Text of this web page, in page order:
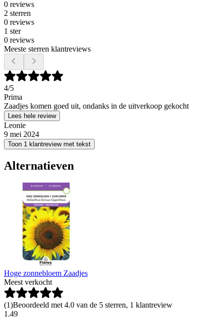
0 reviews
2 sterren
0 reviews
1 ster
0 reviews
Meeste sterren klantreviews
4/5
Prima
Zaadjes komen goed uit, ondanks in de uitverkoop gekocht
Lees hele review
Leonie
9 mei 2024
Toon 1 klantreview met tekst
Alternatieven
Hoge zonnebloem Zaadjes
Meest verkocht
(1)Beoordeeld met 4.0 van de 5 sterren, 1 klantreview
1 .49